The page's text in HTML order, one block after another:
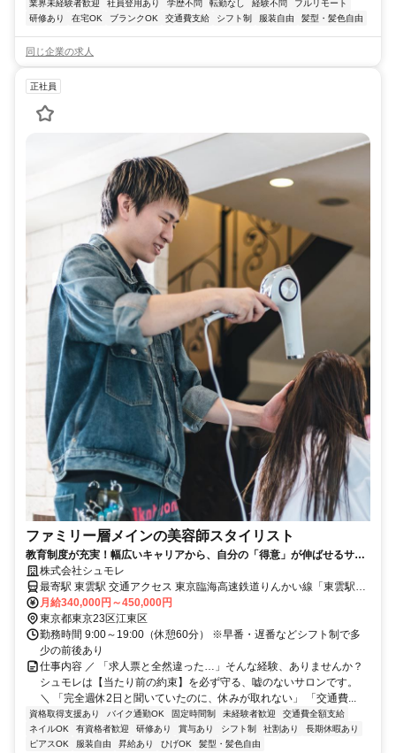
業界未経験者歓迎 社員登用あり 学歴不問 転勤なし 経験不問
フルリモート
研修あり
在宅OK ブランクOK 交通費支給 シフト制 服装自由 髪型・髪色自由
同じ企業の求人
正社員
ファミリー層メインの美容師スタイリスト
教育制度が充実！幅広いキャリアから、自分の「得意」が伸ばせるサロ
ンです。
株式会社シュモレ
最寄駅 東雲駅 交通アクセス 東京臨海高速鉄道りんかい線「東雲駅」
より徒歩約10分 有楽町線「辰巳駅」より徒歩8～12分 ※勤務地は
【シュモレ ポルターレ（Shumore Portare）】の店舗となります ●バ
イク通勤OK
月給340,000円～450,000円
東京都東京23区江東区
勤務時間 9:00～19:00（休憩60分） ※早番・遅番などシフト制で多
少の前後あり
仕事内容 ／ 「求人票と全然違った…」そんな経験、ありませんか？
シュモレは【当たり前の約束】を必ず守る、嘘のないサロンです。
＼ 「完全週休2日と聞いていたのに、休みが取れない」 「交通費...
資格取得支援あり バイク通勤OK 固定時間制 未経験者歓迎
交通費全額支給
ネイルOK
有資格者歓迎 研修あり 賞与あり シフト制 社割あり
長期休暇あり
ピアスOK
服装自由 昇給あり ひげOK 髪型・髪色自由